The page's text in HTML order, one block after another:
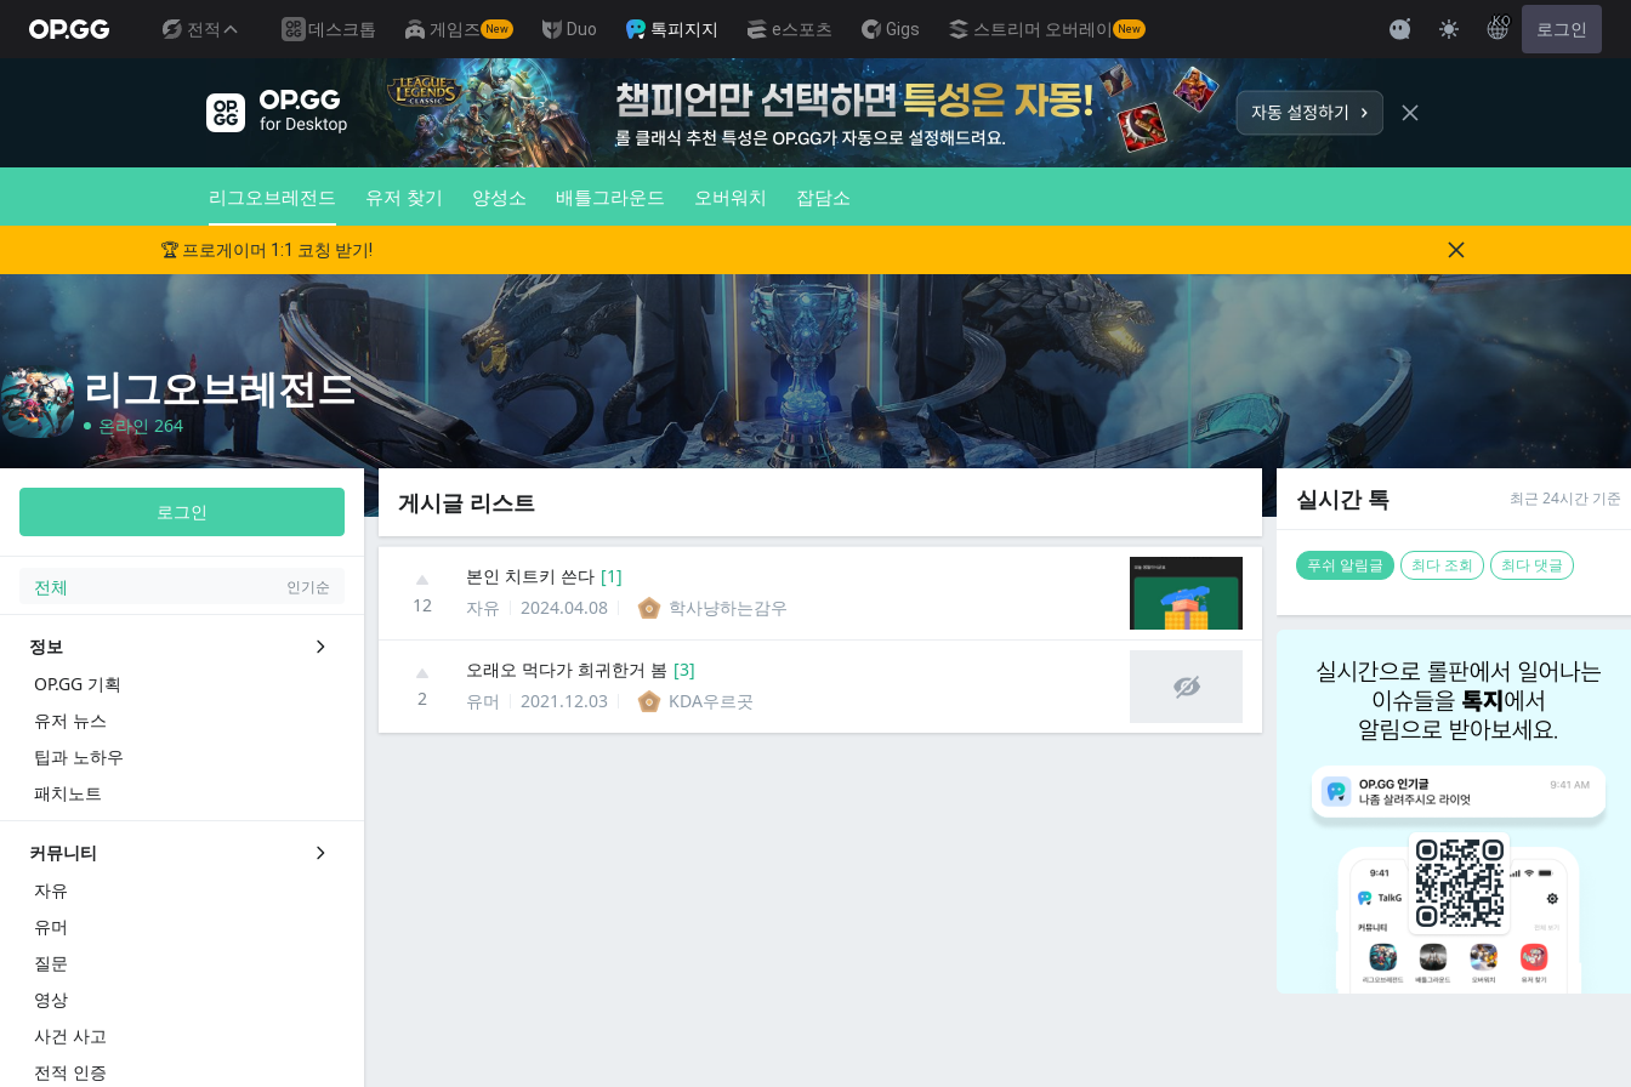
전적 데스크톱 게임즈 New Duo 톡피지지 e스포츠 Gigs 스트리머 오버레이 New
KO 로그인
리그오브레전드 유저 찾기 양성소 배틀그라운드 오버워치 잡담소
🏆 프로게이머 1:1 코칭 받기!
리그오브레전드
온라인 264
로그인
전체 인기순
정보
OP.GG 기획
유저 뉴스
팁과 노하우
패치노트
커뮤니티
자유
유머
질문
영상
사건 사고
전적 인증
게시글 리스트
12
본인 치트키 쓴다 [1]
자유
2024.04.08 학사냥하는감우
2
오래오 먹다가 희귀한거 봄 [3]
유머
2021.12.03 KDA우르곳
실시간 톡 최근 24시간 기준
푸쉬 알림글 최다 조회 최다 댓글